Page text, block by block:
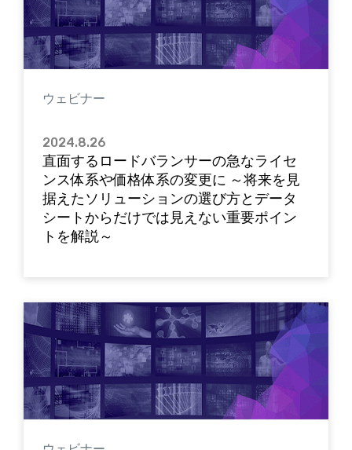
ウェビナー
2024.8.26
直面するロードバランサーの急なライセ
ンス体系や価格体系の変更に ～将来を見
据えたソリューションの選び方とデータ
シートからだけでは見えない重要ポイン
トを解説～